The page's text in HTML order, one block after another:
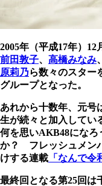
2005年（平成17年）
前田敦子、 高橋みなみ、
原莉乃ら数々のスター
グループとなった。
あれから十数年、元号
生が続々と加入してい
何を思いAKB48にな
か？ フレッシュメン
けする連載 「なんで令
最終回となる第25回は